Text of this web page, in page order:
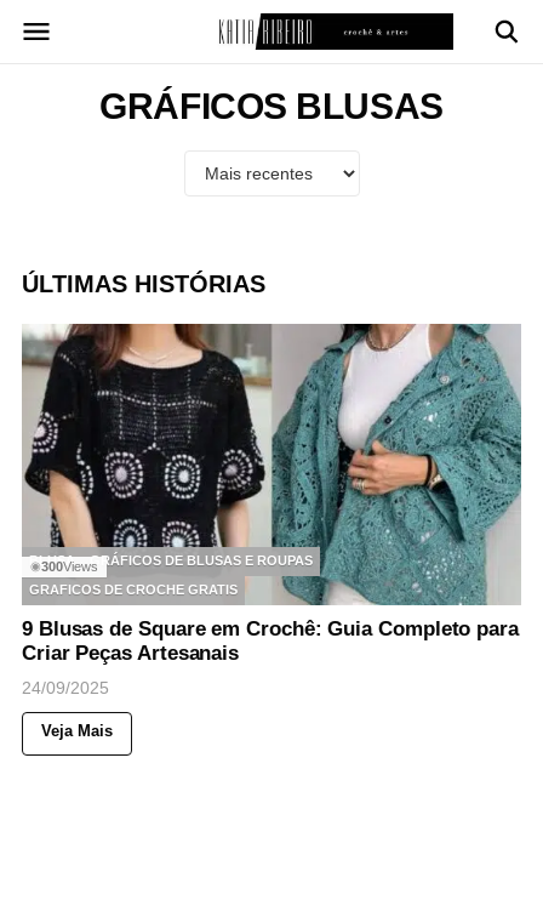
para
GRÁFICOS BLUSAS
ÚLTIMAS HISTÓRIAS
◉300Views
BLUSA
GRÁFICOS DE BLUSAS E ROUPAS
GRAFICOS DE CROCHE GRATIS
9 Blusas de Square em Crochê: Guia Completo para
Criar Peças Artesanais
24/09/2025
Veja Mais